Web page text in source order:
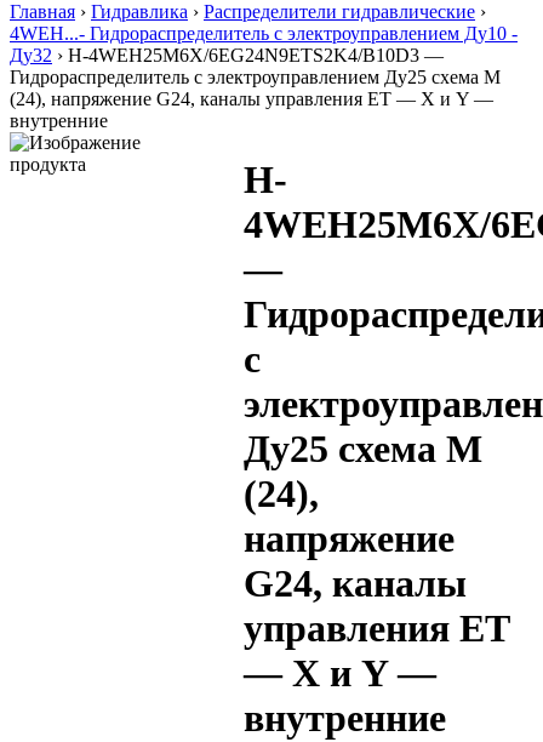
Главная › Гидравлика › Распределители гидравлические ›
4WEH...- Гидрораспределитель с электроуправлением Ду10 -
Ду32 › H-4WEH25M6X/6EG24N9ETS2K4/B10D3 —
Гидрораспределитель с электроуправлением Ду25 схема M
(24), напряжение G24, каналы управления ET — X и Y —
внутренние
H-
4WEH25M6X/
—
с
Ду25 схема M
(24),
напряжение
G24, каналы
управления ET
— X и Y —
внутренние